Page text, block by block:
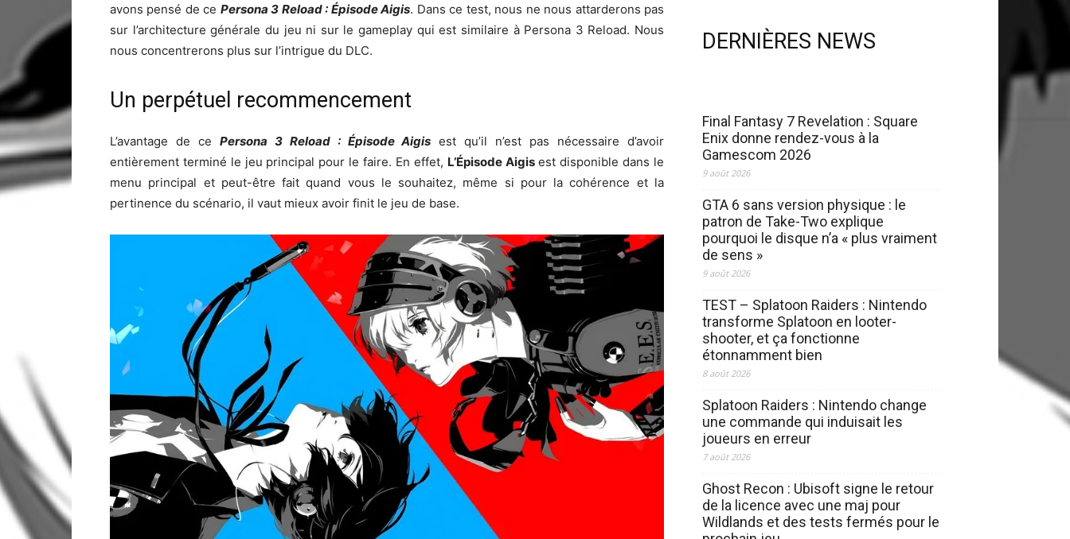
avons pensé de ce Persona 3 Reload : Épisode Aigis. Dans ce test, nous ne nous attarderons pas
sur l’architecture générale du jeu ni sur le gameplay qui est similaire à Persona 3 Reload. Nous
nous concentrerons plus sur l’intrigue du DLC.
Un perpétuel recommencement
L’avantage de ce Persona 3 Reload : Épisode Aigis est qu’il n’est pas nécessaire d’avoir
entièrement terminé le jeu principal pour le faire. En effet, L’Épisode Aigisest disponible dans le
menu principal et peut-être fait quand vous le souhaitez, même si pour la cohérence et la
pertinence du scénario, il vaut mieux avoir finit le jeu de base.
DERNIÈRES NEWS
Final Fantasy 7 Revelation : Square
Enix donne rendez-vous à la
Gamescom 2026
9 août 2026
GTA 6 sans version physique : le
patron de Take-Two explique
pourquoi le disque n’a « plus vraiment
de sens »
9 août 2026
TEST – Splatoon Raiders : Nintendo
transforme Splatoon en looter-
shooter, et ça fonctionne
étonnamment bien
8 août 2026
Splatoon Raiders : Nintendo change
une commande qui induisait les
joueurs en erreur
7 août 2026
Ghost Recon : Ubisoft signe le retour
de la licence avec une maj pour
Wildlands et des tests fermés pour le